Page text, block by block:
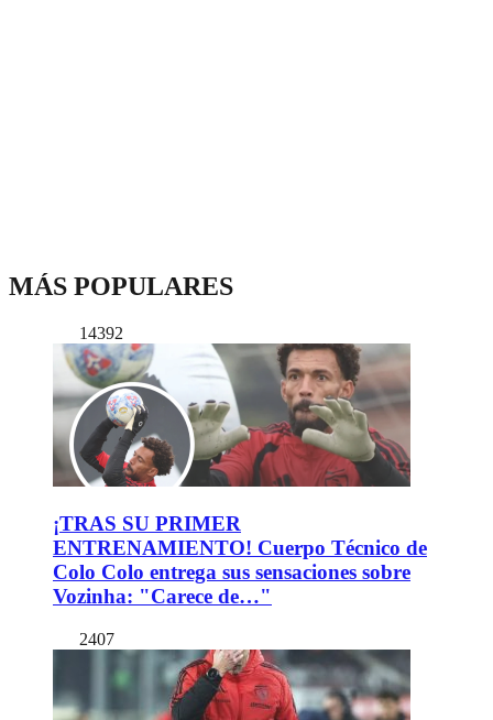
MÁS POPULARES
14392
¡TRAS SU PRIMER
ENTRENAMIENTO! Cuerpo Técnico de
Colo Colo entrega sus sensaciones sobre
Vozinha: "Carece de…"
2407